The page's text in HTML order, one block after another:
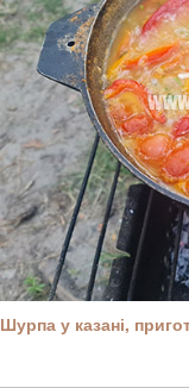
Шурпа у казані,